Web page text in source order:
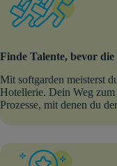
Finde Talente, bevor die
Mit softgarden meisterst
Hotellerie. Dein Weg
Prozesse, mit denen du